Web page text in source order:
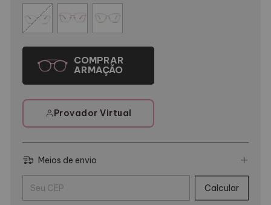
Provador Virtual
Meios de envio
Entregas para o CEP:
Calcular